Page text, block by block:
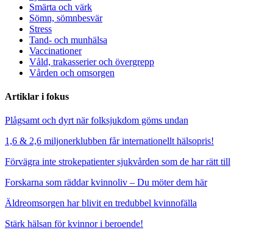
Smärta och värk
Sömn, sömnbesvär
Stress
Tand- och munhälsa
Vaccinationer
Våld, trakasserier och övergrepp
Vården och omsorgen
Artiklar i fokus
Plågsamt och dyrt när folksjukdom göms undan
1,6 & 2,6 miljonerklubben får internationellt hälsopris!
Förvägra inte strokepatienter sjukvården som de har rätt till
Forskarna som räddar kvinnoliv – Du möter dem här
Äldreomsorgen har blivit en tredubbel kvinnofälla
Stärk hälsan för kvinnor i beroende!